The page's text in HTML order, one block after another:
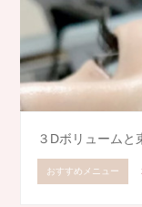
３Dボリュームと
おすすめメニュー